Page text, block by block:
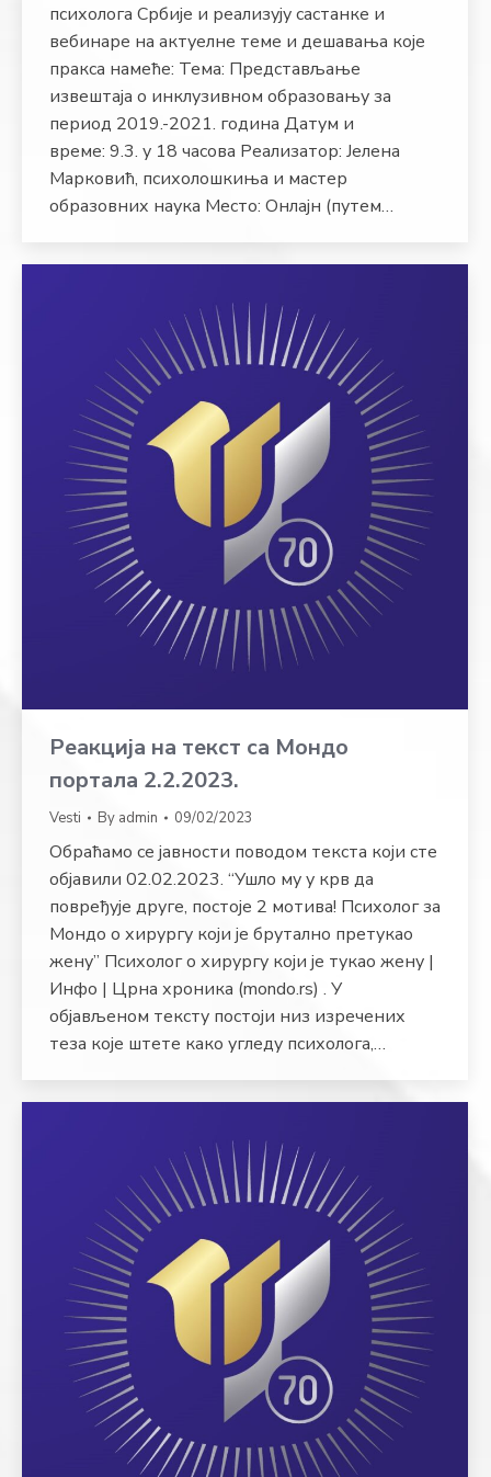
психолога Србије и реализују састанке и
вебинаре на актуелне теме и дешавања које
пракса намеће: Тема: Представљање
извештаја о инклузивном образовању за
период 2019.-2021. година Датум и
време: 9.3. у 18 часова Реализатор: Јелена
Марковић, психолошкиња и мастер
образовних наука Место: Онлајн (путем…
Реакција на текст са Мондо
портала 2.2.2023.
Vesti By admin 09/02/2023
Обраћамо се јавности поводом текста који сте
објавили 02.02.2023. “Ушло му у крв да
повређује друге, постоје 2 мотива! Психолог за
Мондо о хирургу који је брутално претукао
жену” Психолог о хирургу који је тукао жену |
Инфо | Црна хроника (mondo.rs) . У
објављеном тексту постоји низ изречених
теза које штете како угледу психолога,…